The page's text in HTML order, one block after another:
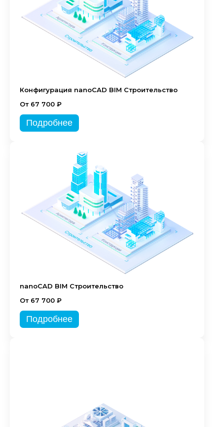
Конфигурация nanoCAD BIM Строительство
От 67 700 ₽
Подробнее
nanoCAD BIM Строительство
От 67 700 ₽
Подробнее